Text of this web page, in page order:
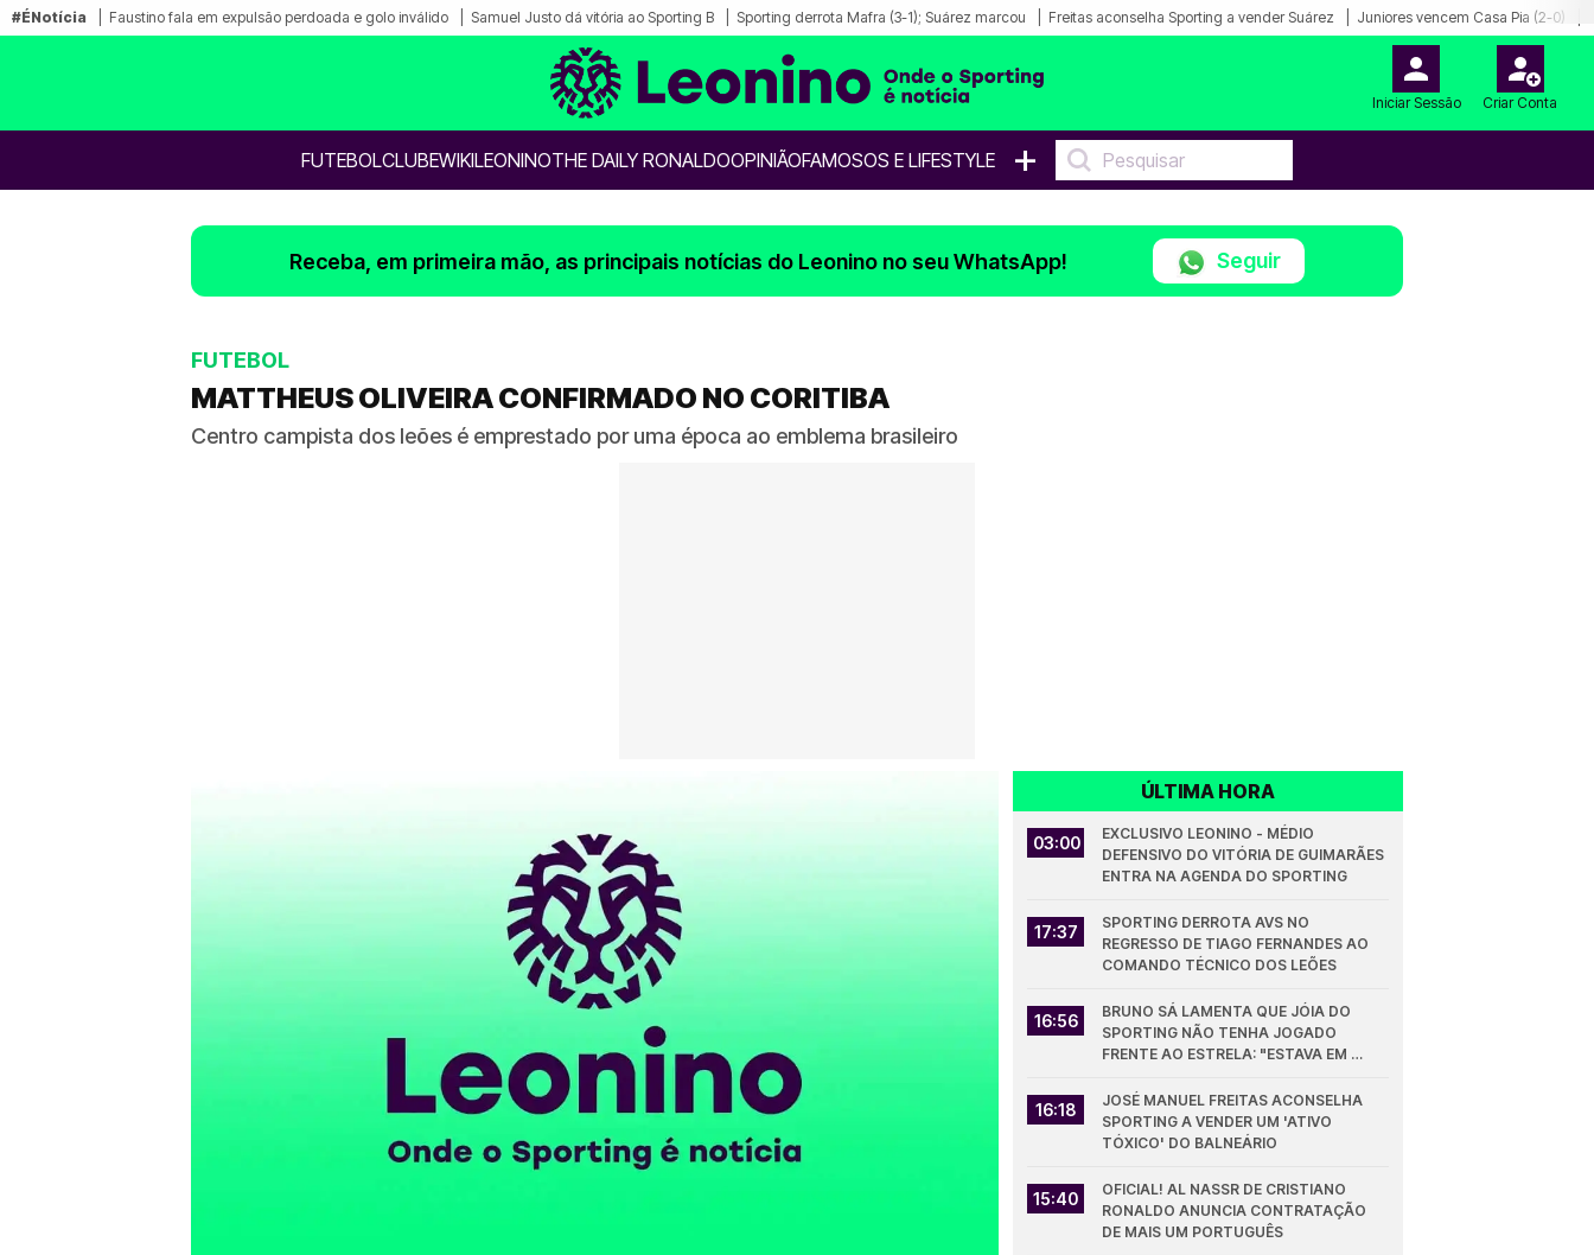
#ÉNotícia Faustino fala em expulsão perdoada e golo inválido Samuel Justo dá vitória ao Sporting B Sporting derrota Mafra (3-1); Suárez marcou Freitas aconselha Sporting a vender Suárez Juniores vencem Casa Pia (2-0)
Iniciar Sessão Criar Conta
FUTEBOLCLUBEWIKILEONINOTHE DAILY RONALDOOPINIÃOFAMOSOS E LIFESTYLE +
Receba, em primeira mão, as principais notícias do Leonino no seu WhatsApp! Seguir
FUTEBOL
MATTHEUS OLIVEIRA CONFIRMADO NO CORITIBA
Centro campista dos leões é emprestado por uma época ao emblema brasileiro
ÚLTIMA HORA
03:00
EXCLUSIVO LEONINO - MÉDIO
DEFENSIVO DO VITÓRIA DE GUIMARÃES
ENTRA NA AGENDA DO SPORTING
17:37
SPORTING DERROTA AVS NO
REGRESSO DE TIAGO FERNANDES AO
COMANDO TÉCNICO DOS LEÕES
16:56
BRUNO SÁ LAMENTA QUE JÓIA DO
SPORTING NÃO TENHA JOGADO
FRENTE AO ESTRELA: "ESTAVA EM
16:18
JOSÉ MANUEL FREITAS ACONSELHA
SPORTING A VENDER UM 'ATIVO
TÓXICO' DO BALNEÁRIO
15:40
OFICIAL! AL NASSR DE CRISTIANO
RONALDO ANUNCIA CONTRATAÇÃO
DE MAIS UM PORTUGUÊS